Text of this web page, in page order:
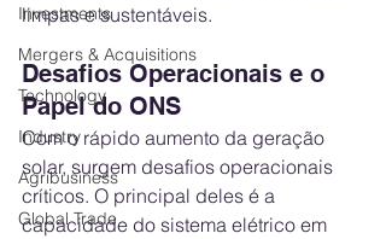
Investments
Mergers & Acquisitions
Technology
Industry
Agribusiness
Global Trade
limpas e sustentáveis.
Desafios Operacionais e o
Papel do ONS
Com o rápido aumento da geração
solar, surgem desafios operacionais
críticos. O principal deles é a
capacidade do sistema elétrico em